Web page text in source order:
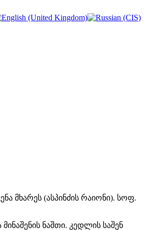
მხარეს (ასპინძის რაიონი). სოფ.
ნაშთი. კედლის საშენ